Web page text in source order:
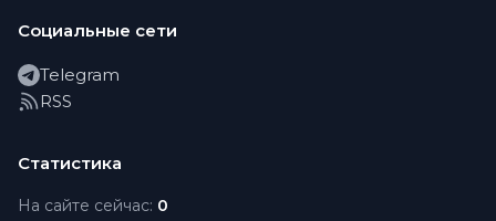
Социальные сети
Telegram
RSS
Статистика
На сайте сейчас: 0